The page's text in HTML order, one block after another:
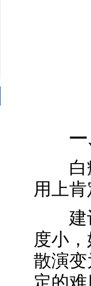
一、
白癜
用上
建议
度小
散演